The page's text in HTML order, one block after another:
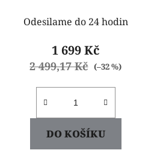
Odesilame do 24 hodin
1 699 Kč
2 499,17 Kč (–32 %)
DO KOŠÍKU